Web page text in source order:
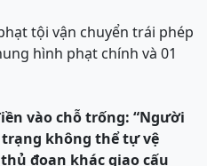
tội vận chuyển trái phép
hình phạt chính và 01
vào chỗ trống: “Người
không thể tự vệ
đoạn khác giao cấu